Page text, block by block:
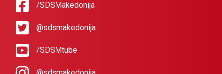
/SDSMakedonija
@sdsmakedonija
/SDSMtube